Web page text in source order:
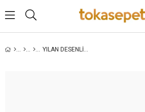
YILAN DESENLI TAÇ AÇIK YEŞIL